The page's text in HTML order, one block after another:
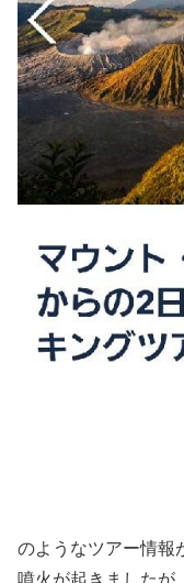
のようなツアー情報
噴火が起きましたが